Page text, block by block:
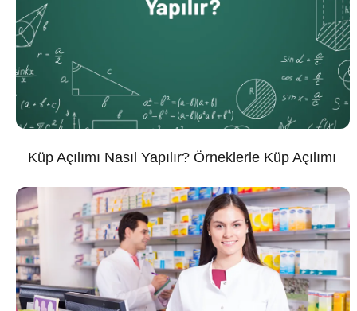
Küp Açılımı Nasıl Yapılır? Örneklerle Küp Açılımı